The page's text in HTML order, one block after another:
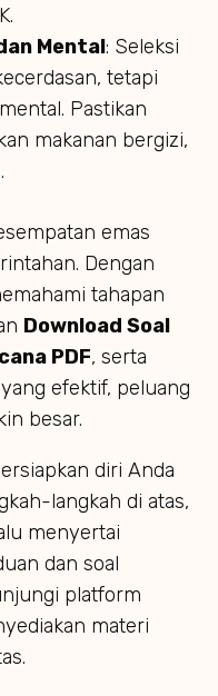
Mental: Seleksi
tetapi
Pastikan
makanan bergizi,
emas
Dengan
tahapan
Download Soal
PDF, serta
efektif, peluang
besar.
diri Anda
langkah di atas,
menyertai
dan soal
platform
materi